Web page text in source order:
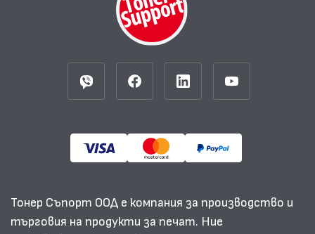
Тонер Съпорт ООД е компания за производство и
търговия на продукти за печат. Ние